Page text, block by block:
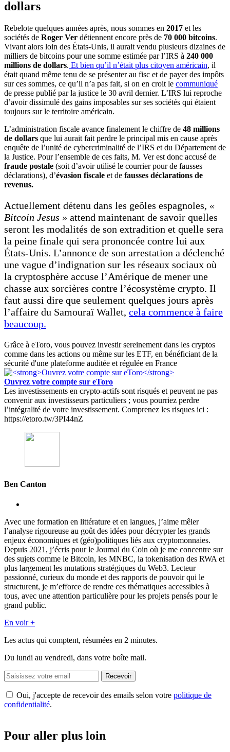
dollars
Rebelote quelques années après, nous sommes en 2017 et les
sociétés de Roger Ver détiennent encore près de 70 000 bitcoins.
Vivant alors loin des États-Unis, il aurait vendu plusieurs dizaines de
milliers de bitcoins pour une somme estimée par l’IRS à 240 000
millions de dollars. Et bien qu’il n’était plus citoyen américain, il
était quand même tenu de se présenter au fisc et de payer des impôts
sur ces sommes, ce qu’il n’a pas fait, si on en croit le communiqué
de presse publié par la justice le 30 avril dernier. L’IRS lui reproche
d’avoir dissimulé des gains imposables sur ses sociétés qui étaient
toujours sur le territoire américain.
L’administration fiscale avance finalement le chiffre de 48 millions
de dollars que lui aurait fait perdre le principal mis en cause après
enquête de l’unité de cybercriminalité de l’IRS et du Département de
la Justice. Pour l’ensemble de ces faits, M. Ver est donc accusé de
fraude postale (soit d’avoir utilisé le courrier pour de fausses
déclarations), d’évasion fiscale et de fausses déclarations de
revenus.
Actuellement détenu dans les geôles espagnoles, «
Bitcoin Jesus » attend maintenant de savoir quelles
seront les modalités de son extradition et quelle sera
la peine finale qui sera prononcée contre lui aux
États-Unis. L’annonce de son arrestation a déclenché
une vague d’indignation sur les réseaux sociaux où
la cryptosphère accuse l’Amérique de mener une
chasse aux sorcières contre l’écosystème crypto. Il
faut aussi dire que seulement quelques jours après
l’affaire du Samouraï Wallet, cela commence à faire
beaucoup.
Grâce à eToro, vous pouvez investir sereinement dans les cryptos
comme dans les actions ou même sur les ETF, en bénéficiant de la
sécurité d'une plateforme auditée et régulée en France
Ouvrez votre compte sur eToro
Les investissements en crypto-actifs sont risqués et peuvent ne pas
convenir aux investisseurs particuliers ; vous pourriez perdre
l’intégralité de votre investissement. Comprenez les risques ici :
https://etoro.tw/3PI44nZ
Ben Canton
Avec une formation en littérature et en langues, j’aime mêler
l’analyse rigoureuse au goût des idées pour décrypter les grands
enjeux économiques et (géo)politiques liés aux cryptomonnaies.
Depuis 2021, j’écris pour le Journal du Coin où je me concentre sur
des sujets comme le Bitcoin, les MNBC, la tokenisation des RWA et
plus largement les mutations stratégiques du Web3. Lecteur
passionné, curieux du monde et des rapports de pouvoir qui le
structurent, je m’efforce de rendre ces thématiques accessibles à
tous, avec une attention particulière pour les projets pensés pour le
grand public.
En voir +
Les actus qui comptent, résumées en 2 minutes.
Du lundi au vendredi, dans votre boîte mail.
Recevoir
Oui, j'accepte de recevoir des emails selon votre politique de
confidentialité.
Pour aller plus loin